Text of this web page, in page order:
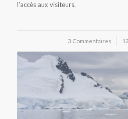
l'accès aux visiteurs.
3 Commentaires
/